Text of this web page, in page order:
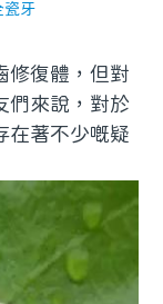
瓷牙
修復體，但對
們來說，對於
在著不少嘅疑